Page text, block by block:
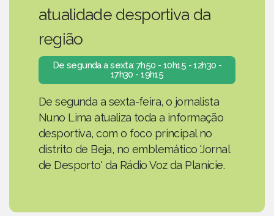
atualidade desportiva da
região
De segunda a sexta: 7h50 - 10h15 - 12h30 -
17h30 - 19h15
De segunda a sexta-feira, o jornalista
Nuno Lima atualiza toda a informação
desportiva, com o foco principal no
distrito de Beja, no emblemático 'Jornal
de Desporto' da Rádio Voz da Planície.